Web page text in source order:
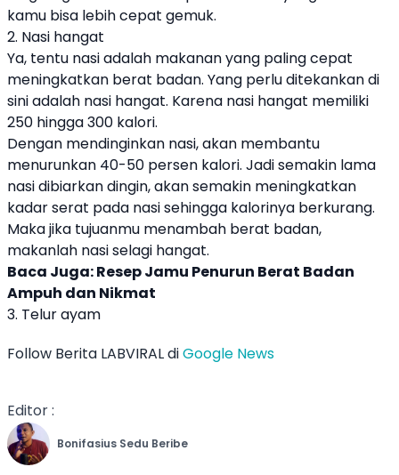
kamu bisa lebih cepat gemuk.
2. Nasi hangat
Ya, tentu nasi adalah makanan yang paling cepat
meningkatkan berat badan. Yang perlu ditekankan di
sini adalah nasi hangat. Karena nasi hangat memiliki
250 hingga 300 kalori.
Dengan mendinginkan nasi, akan membantu
menurunkan 40-50 persen kalori. Jadi semakin lama
nasi dibiarkan dingin, akan semakin meningkatkan
kadar serat pada nasi sehingga kalorinya berkurang.
Maka jika tujuanmu menambah berat badan,
makanlah nasi selagi hangat.
Baca Juga:Resep Jamu Penurun Berat Badan
Ampuh dan Nikmat
3. Telur ayam
Follow Berita LABVIRAL diGoogle News
Editor :
Bonifasius Sedu Beribe